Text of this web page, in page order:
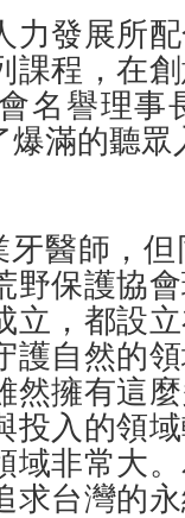
力發展所
課程，在
名譽理事
爆滿的聽眾
醫師，
野保護協
立，都設
護自然的
然擁有這
投入的領
域非常大
求台灣的